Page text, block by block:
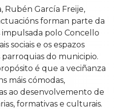
Rubén García Freije,
forman parte da
impulsada polo Concello
sociais e os espazos
do municipio.
é que a veciñanza
máis cómodas,
ao desenvolvemento de
formativas e culturais.